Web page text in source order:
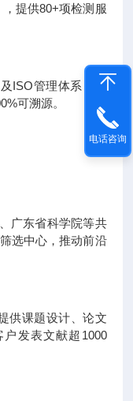
提供80+项检测服
ISO管理体系，实
可溯源。
广东省科学院等共
选中心，推动前沿
供课题设计、论文
发表文献超1000
电话咨询